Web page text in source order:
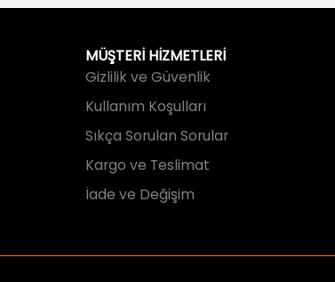
MÜŞTERİ HİZMETLERİ
Kullanım Koşulları